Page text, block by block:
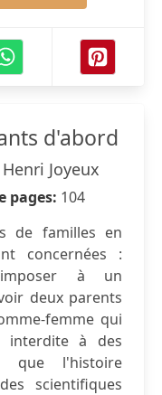
d'abord
Henri Joyeux
pages: 104
de familles en
concernées :
à un
deux parents
femme qui
interdite à des
que l'histoire
scientifiques